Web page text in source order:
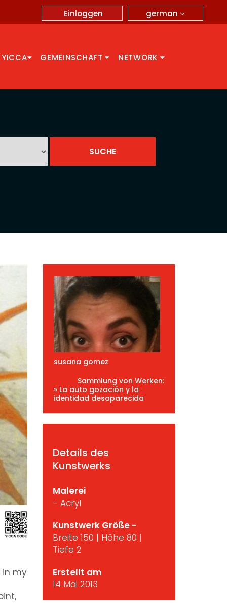
german
Einloggen
YICCA GEMEINSCHAFT NETWORK
in my
susana gomez
Sammlung von Werken:
» La auto gozación y la
identidad desaparecida
Details des
Kunstwerks
Malerei
- Acryl
Kunstwerk Größe -
Breite 150 | Höhe 80 |
Tiefe 2
Erstellt am
14 Mai 2013